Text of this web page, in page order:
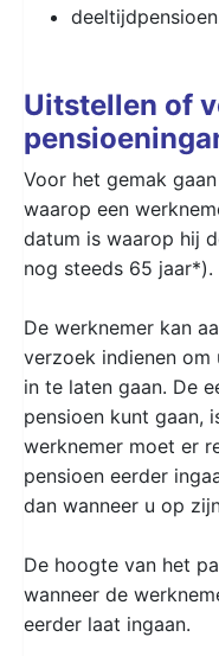
Uitstellen of
Voor het gemak
waarop een
datum is waarop hij
nog steeds 65 jaar*).
De werknemer kan
verzoek indienen om
in te laten gaan. De
pensioen kunt gaan,
werknemer moet er
pensioen eerder
dan wanneer u op
De hoogte van het
wanneer de
eerder laat ingaan.